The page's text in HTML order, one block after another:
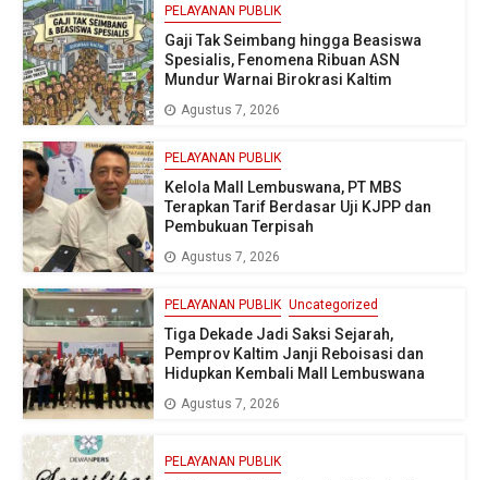
PELAYANAN PUBLIK
Gaji Tak Seimbang hingga Beasiswa
Spesialis, Fenomena Ribuan ASN
Mundur Warnai Birokrasi Kaltim
Agustus 7, 2026
PELAYANAN PUBLIK
Kelola Mall Lembuswana, PT MBS
Terapkan Tarif Berdasar Uji KJPP dan
Pembukuan Terpisah
Agustus 7, 2026
PELAYANAN PUBLIK Uncategorized
Tiga Dekade Jadi Saksi Sejarah,
Pemprov Kaltim Janji Reboisasi dan
Hidupkan Kembali Mall Lembuswana
Agustus 7, 2026
PELAYANAN PUBLIK